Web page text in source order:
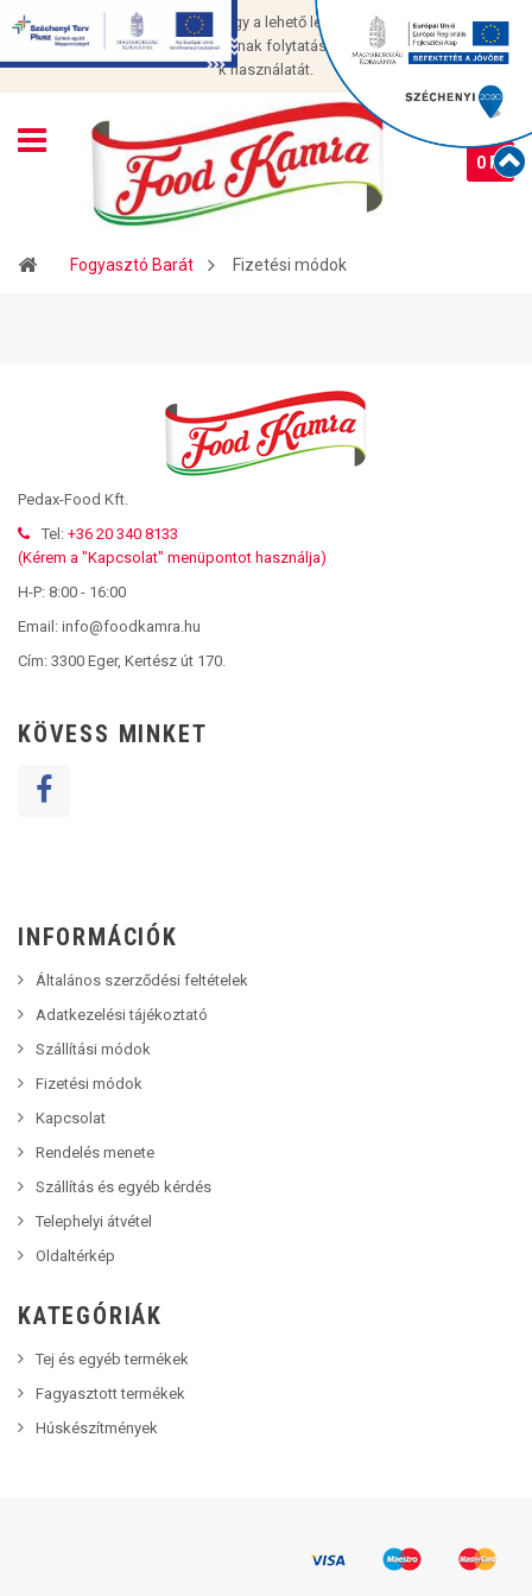
Cookie-kat használunk, hogy a lehető legjobb élményt nyújtsuk
oldalunkon. Az oldal használatának folytatásával Ön elfogadja a cookie-
k használatát.
0 Ft
Fogyasztó Barát Fizetési módok
Pedax-Food Kft.
Tel: +36 20 340 8133
(Kérem a "Kapcsolat" menüpontot használja)
H-P: 8:00 - 16:00
Email: info@foodkamra.hu
Cím: 3300 Eger, Kertész út 170.
KÖVESS MINKET
INFORMÁCIÓK
Általános szerződési feltételek
Adatkezelési tájékoztató
Szállítási módok
Fizetési módok
Kapcsolat
Rendelés menete
Szállítás és egyéb kérdés
Telephelyi átvétel
Oldaltérkép
KATEGÓRIÁK
Tej és egyéb termékek
Fagyasztott termékek
Húskészítmények